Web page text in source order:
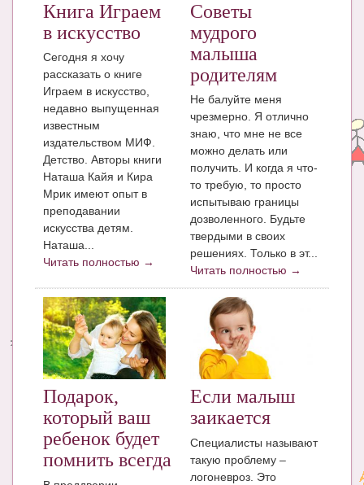
КНИГИ
Рекомендовано
ПСИХОЛОГИЯ
ЗДОРОВЬЕ
МОДА И КРАСОТА
КОНКУРСЫ
СООБЩЕСТВА
БЛОГИ
БЕРЕМЕННОСТЬ
Календарь беременности
Энциклопедия
МАМИНА БИБЛИОТЕКА
Имена. Святцы
Энциклопедия беременных
Мамина энциклопедия
Книга Играем
в искусство
Сегодня я хочу
рассказать о книге
Играем в искусство,
недавно выпущенная
известным
издательством МИФ.
Детство. Авторы книги
Наташа Кайя и Кира
Мрик имеют опыт в
преподавании
искусства детям.
Наташа...
Читать полностью →
Советы
мудрого
малыша
родителям
Не балуйте меня
чрезмерно. Я отлично
знаю, что мне не все
можно делать или
получить. И когда я что-
то требую, то просто
испытываю границы
дозволенного. Будьте
твердыми в своих
решениях. Только в эт...
Читать полностью →
Подарок,
который ваш
ребенок будет
помнить всегда
Если малыш
заикается
Специалисты называют
такую проблему –
логоневроз. Это